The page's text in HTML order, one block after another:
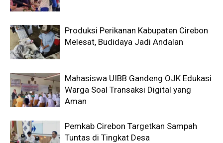
Produksi Perikanan Kabupaten Cirebon
Melesat, Budidaya Jadi Andalan
Mahasiswa UIBB Gandeng OJK Edukasi
Warga Soal Transaksi Digital yang
Aman
Pemkab Cirebon Targetkan Sampah
Tuntas di Tingkat Desa